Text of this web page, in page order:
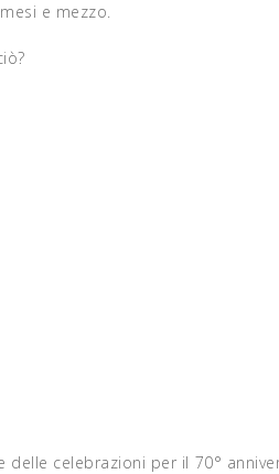
e mezzo.
delle celebrazioni per il 70°